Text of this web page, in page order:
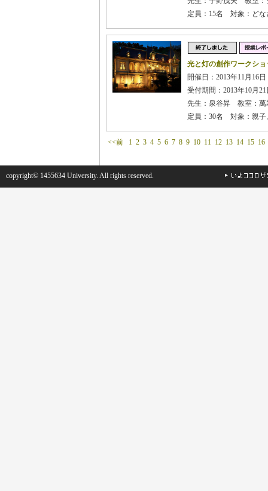
定員：15名 対象：どな
光と灯の創作ワークショ
開催日：2013年11月16
受付期間：2013年10月
先生：泉谷昇 教室：萬
定員：30名 対象：親子
<<前 1 2 3 4 5 6 7 8 9 10 11 12 13 14 15 16
copyright© 1455634 University. All rights reserved.